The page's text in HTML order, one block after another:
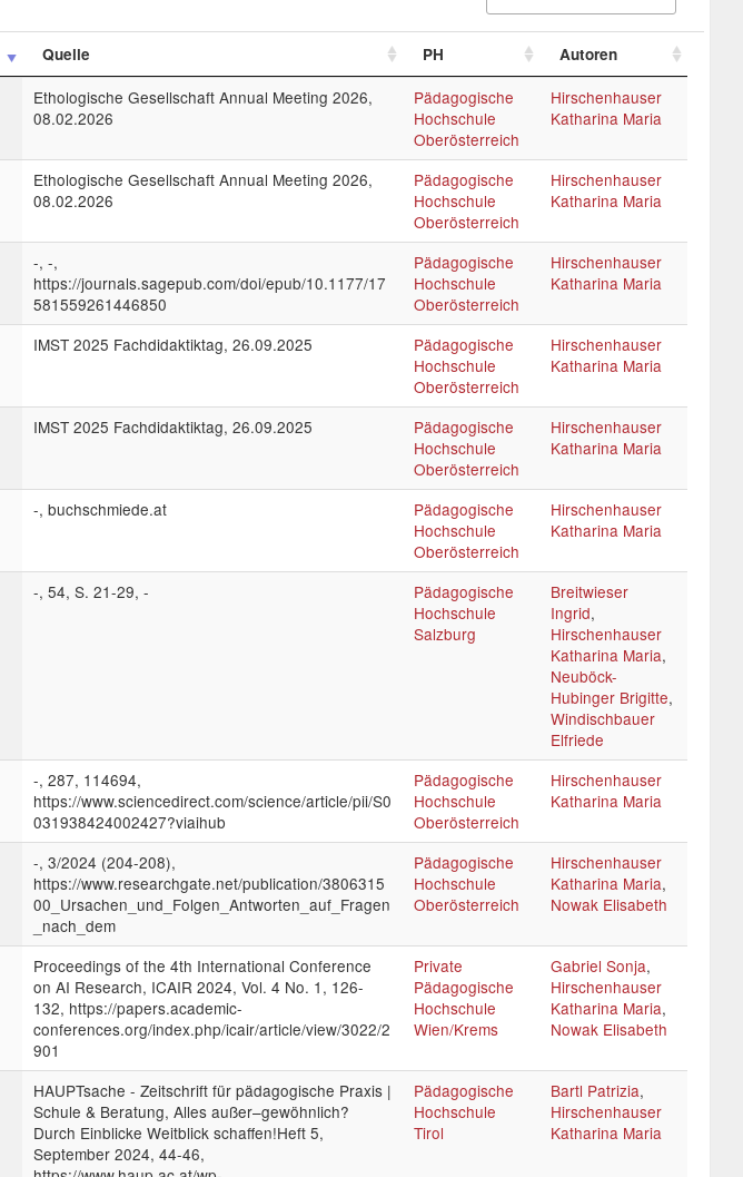
Quelle PH Autoren
Ethologische Gesellschaft Annual Meeting 2026,
08.02.2026
Pädagogische
Hochschule
Oberösterreich
Hirschenhauser
Katharina Maria
Ethologische Gesellschaft Annual Meeting 2026,
08.02.2026
Pädagogische
Hochschule
Oberösterreich
Hirschenhauser
Katharina Maria
-, -,
https://journals.sagepub.com/doi/epub/10.1177/17
581559261446850
Pädagogische
Hochschule
Oberösterreich
Hirschenhauser
Katharina Maria
IMST 2025 Fachdidaktiktag, 26.09.2025
Pädagogische
Hochschule
Oberösterreich
Hirschenhauser
Katharina Maria
IMST 2025 Fachdidaktiktag, 26.09.2025
Pädagogische
Hochschule
Oberösterreich
Hirschenhauser
Katharina Maria
-, buchschmiede.at
Pädagogische
Hochschule
Oberösterreich
Hirschenhauser
Katharina Maria
-, 54, S. 21-29, -
Pädagogische
Hochschule
Salzburg
Breitwieser
Ingrid,
Hirschenhauser
Katharina Maria,
Neuböck-
Hubinger Brigitte,
Windischbauer
Elfriede
-, 287, 114694,
https://www.sciencedirect.com/science/article/pii/S0
031938424002427?viaihub
Pädagogische
Hochschule
Oberösterreich
Hirschenhauser
Katharina Maria
-, 3/2024 (204-208),
https://www.researchgate.net/publication/3806315
00_Ursachen_und_Folgen_Antworten_auf_Fragen
_nach_dem
Pädagogische
Hochschule
Oberösterreich
Hirschenhauser
Katharina Maria,
Nowak Elisabeth
Proceedings of the 4th International Conference
on AI Research, ICAIR 2024, Vol. 4 No. 1, 126-
132, https://papers.academic-
conferences.org/index.php/icair/article/view/3022/2
901
Private
Pädagogische
Hochschule
Wien/Krems
Gabriel Sonja,
Hirschenhauser
Katharina Maria,
Nowak Elisabeth
HAUPTsache - Zeitschrift für pädagogische Praxis |
Schule & Beratung, Alles außer–gewöhnlich?
Durch Einblicke Weitblick schaffen!Heft 5,
September 2024, 44-46,
Pädagogische
Hochschule
Tirol
Bartl Patrizia,
Hirschenhauser
Katharina Maria